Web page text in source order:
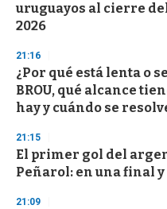
uruguayos al cierre
2026
21:16
¿Por qué está lenta o
BROU, qué alcance
hay y cuándo se
21:15
El primer gol del
Peñarol: en una final
21:09